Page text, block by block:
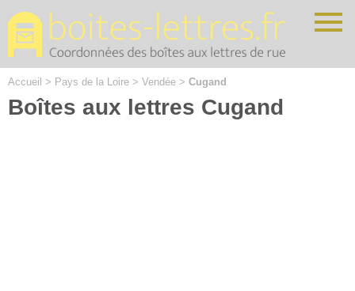
Accueil > Pays de la Loire > Vendée > Cugand
Boîtes aux lettres Cugand